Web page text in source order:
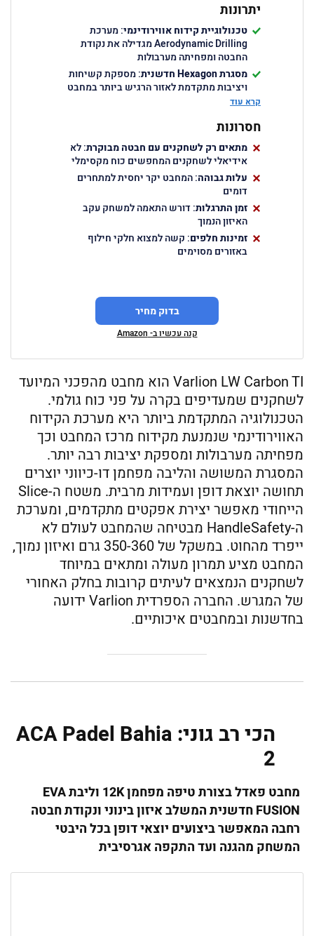
יתרונות
טכנולוגיית קידוח אווירודינמי: מערכת
Aerodynamic Drilling מגדילה את נקודת
החבטה ומפחיתה מערבולות
מסגרת
חדשנית: מספקת קשיחות
ויציבות מתקדמת לאזור הרגיש ביותר במחבט
משטח
ושמאליים להגדיל ספין
טכנולוגייתHandleSafety
: מערכת ביטחון
בידית שמעבירה את החוט דרך שני הקירות
ליבתEVA Hypersoft
: גומי בינוני-רך עם
תגובה מעולה ובקרה יוצאת דופן
קרא עוד
חסרונות
מתאים רק לשחקנים עם חבטה מבוקרת: לא
אידיאלי לשחקנים המחפשים כוח מקסימלי
עלות גבוהה: המחבט יקר יחסית למתחרים
דומים
זמן התרגלות: דורש התאמה למשחק עקב
האיזון הנמוך
זמינות חלפים: קשה למצוא חלקי חילוף
באזורים מסוימים
בדוק מחיר
קנה עכשיו ב- Amazon
Varlion LW Carbon TI הוא מחבט מהפכני המיועד
לשחקנים שמעדיפים בקרה על פני כוח גולמי.
הטכנולוגיה המתקדמת ביותר היא מערכת הקידוח
האווירודינמי שנמנעת מקידוח מרכז המחבט וכך
מפחיתה מערבולות ומספקת יציבות רבה יותר.
המסגרת המשושה והליבה מפחמן דו-כיווני יוצרים
תחושה יוצאת דופן ועמידות מרבית. משטח ה-Slice
הייחודי מאפשר יצירת אפקטים מתקדמים, ומערכת
ה-HandleSafety מבטיחה שהמחבט לעולם לא
ייפרד מהחוט. במשקל של 350-360 גרם ואיזון נמוך,
המחבט מציע תמרון מעולה ומתאים במיוחד
לשחקנים הנמצאים לעיתים קרובות בחלק האחורי
של המגרש. החברה הספרדית Varlion ידועה
בחדשנות ובמחבטים איכותיים.
הכי רב גוני: ACA Padel Bahia
2
מחבט פאדל בצורת טיפה מפחמן 12K וליבתEVA
FUSIONחדשנית המשלב איזון בינוני ונקודת חבטה
רחבה המאפשר ביצועים יוצאי דופן בכל היבטי
המשחק מהגנה ועד התקפה אגרסיבית